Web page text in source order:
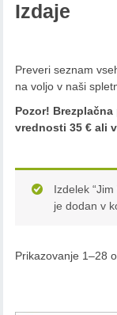
Izdaje
Preveri seznam
na voljo v naši
Pozor!
vrednosti 35 € ali
Izdelek
je dodan v
Prikazovanje 1–28